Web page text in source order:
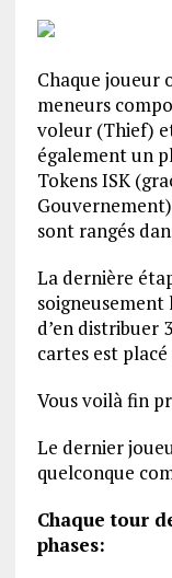
Chaque joueur
meneurs
voleur (Thief)
également un
Tokens ISK
sont rangés
La dernière
soigneusement
d’en distribuer
cartes est
Vous voilà fin
Le dernier
quelconque
Chaque tour
phases: